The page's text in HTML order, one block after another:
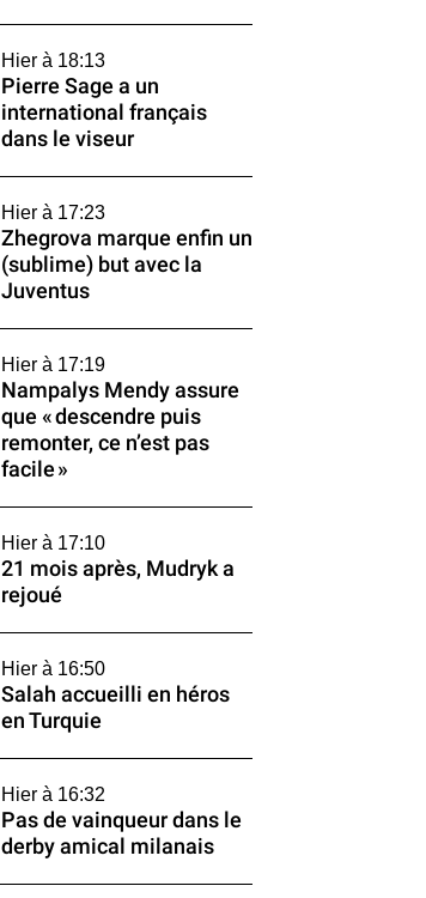
Hier à 18:13
Pierre Sage a un
international français
dans le viseur
Hier à 17:23
Zhegrova marque enfin un
(sublime) but avec la
Juventus
Hier à 17:19
Nampalys Mendy assure
que « descendre puis
remonter, ce n’est pas
facile »
Hier à 17:10
21 mois après, Mudryk a
rejoué
Hier à 16:50
Salah accueilli en héros
en Turquie
Hier à 16:32
Pas de vainqueur dans le
derby amical milanais